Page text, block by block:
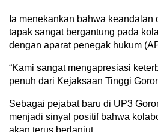
Ia menekankan bahwa keandalan
tapak sangat bergantung pada
dengan aparat penegak hukum
“Kami sangat mengapresiasi
penuh dari Kejaksaan Tinggi
Sebagai pejabat baru di UP3
menjadi sinyal positif bahwa
akan terus berlanjut.